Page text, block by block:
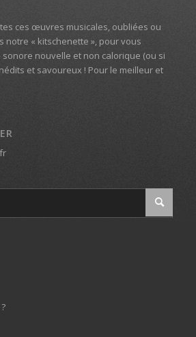
ces œuvres musicales, oubliées ou
notre « kitschenette », pour vous
nouvelle et non calorique (ou si
et savoureux ! Pour le meilleur et